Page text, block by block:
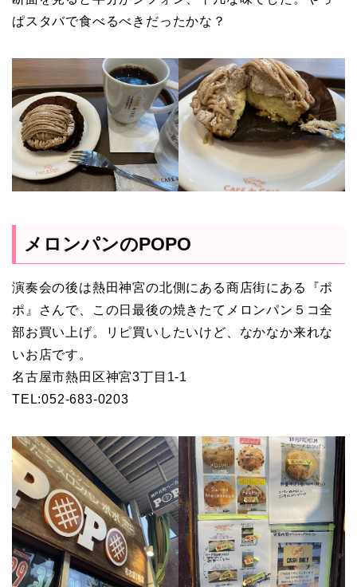
ぱスタバで食べるべきだったかな？
メロンパンのPOPO
演奏会の後は熱田神宮の北側にある商店街にある『ポ
ポ』さんで、この日最後の焼きたてメロンパン５コ全
部お買い上げ。リピ買いしたいけど、なかなか来れな
いお店です。
名古屋市熱田区神宮3丁目1-1
TEL:052-683-0203